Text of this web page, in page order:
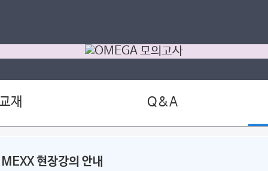
재 Q&A
현장강의 안내